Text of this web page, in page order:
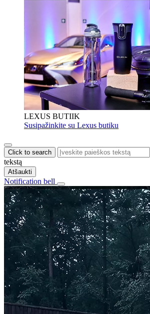
LEXUS BUTIIK
Susipažinkite su Lexus butiku
Click to search
tekstą
Atšaukti
Notification bell